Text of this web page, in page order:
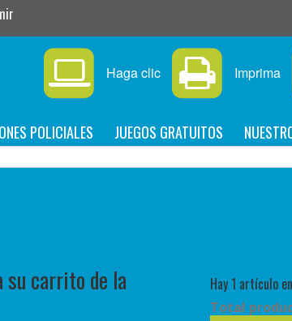
Haga clic Imprima
POLICIALES JUEGOS GRATUITOS
su carrito de la Hay 1 artículo
Total